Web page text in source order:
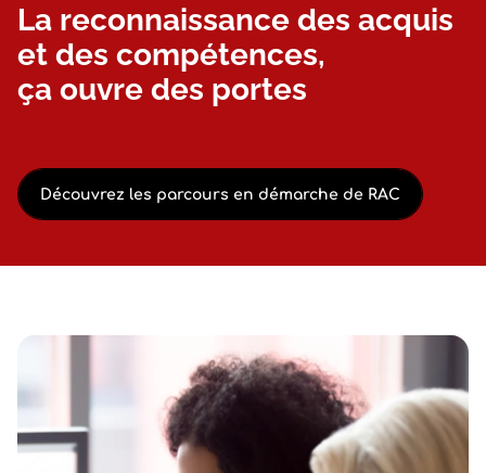
La reconnaissance des acquis
et des compétences,
ça ouvre des portes
Découvrez les parcours en démarche de RAC